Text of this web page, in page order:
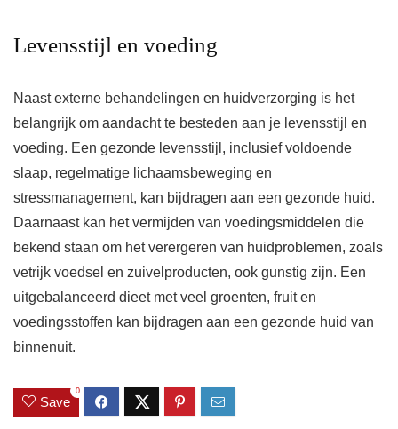
Levensstijl en voeding
Naast externe behandelingen en huidverzorging is het
belangrijk om aandacht te besteden aan je levensstijl en
voeding. Een gezonde levensstijl, inclusief voldoende
slaap, regelmatige lichaamsbeweging en
stressmanagement, kan bijdragen aan een gezonde huid.
Daarnaast kan het vermijden van voedingsmiddelen die
bekend staan om het verergeren van huidproblemen, zoals
vetrijk voedsel en zuivelproducten, ook gunstig zijn. Een
uitgebalanceerd dieet met veel groenten, fruit en
voedingsstoffen kan bijdragen aan een gezonde huid van
binnenuit.
Save
0